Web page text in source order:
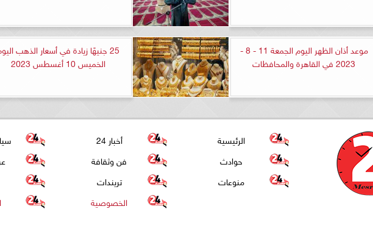
موعد أذان الظهر اليوم الجمعة 11 - 8 -
2023 في القاهرة والمحافظات
25 جنيهًا زيادة في أسعار الذهب
الخميس 10 أغسطس 2023
الرئيسية أخبار 24
حوادث
فن وثقافة
منوعات
تريندات
الخصوصية